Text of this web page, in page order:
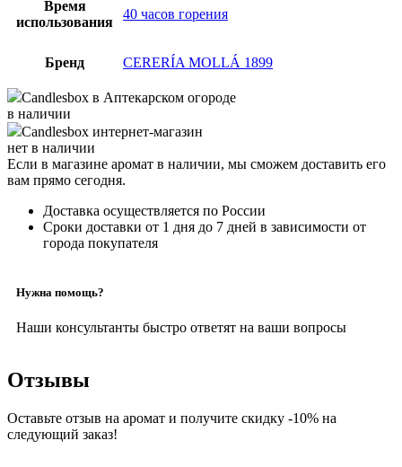
Время
использования
40 часов горения
Бренд CERERÍA MOLLÁ 1899
Candlesbox в Аптекарском огороде
в наличии
Candlesbox интернет-магазин
нет в наличии
Если в магазине аромат в наличии, мы сможем доставить его
вам прямо сегодня.
Доставка осуществляется по России
Сроки доставки от 1 дня до 7 дней в зависимости от
города покупателя
Нужна помощь?
Наши консультанты быстро ответят на ваши вопросы
Отзывы
Оставьте отзыв на аромат и получите скидку -10% на
следующий заказ!